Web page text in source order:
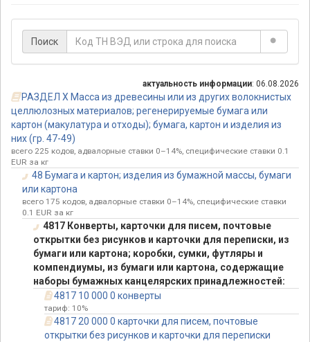
Поиск
актуальность информации: 06.08.2026
РАЗДЕЛ X Масса из древесины или из других волокнистых
целлюлозных материалов; регенерируемые бумага или
картон (макулатура и отходы); бумага, картон и изделия из
них (гр. 47-49)
всего 225 кодов, адвалорные ставки 0–14%, специфические ставки 0.1
EUR за кг
48 Бумага и картон; изделия из бумажной массы, бумаги
или картона
всего 175 кодов, адвалорные ставки 0–14%, специфические ставки
0.1 EUR за кг
4817 Конверты, карточки для писем, почтовые
открытки без рисунков и карточки для переписки, из
бумаги или картона; коробки, сумки, футляры и
компендиумы, из бумаги или картона, содержащие
наборы бумажных канцелярских принадлежностей:
4817 10 000 0 конверты
тариф: 10%
4817 20 000 0 карточки для писем, почтовые
открытки без рисунков и карточки для переписки